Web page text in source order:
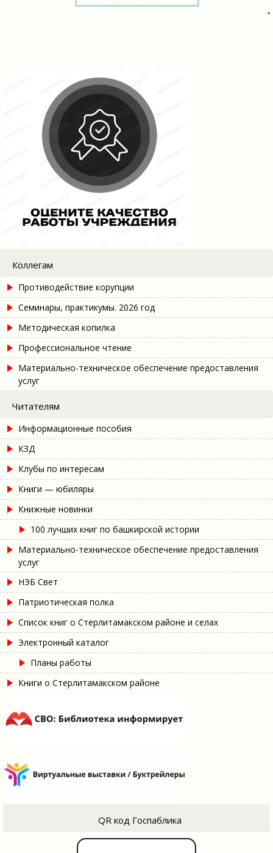
Коллегам
Противодействие корупции
Семинары, практикумы. 2026 год
Методическая копилка
Профессиональное чтение
Материально-техническое обеспечение предоставления
услуг
Читателям
Информационные пособия
КЗД
Клубы по интересам
Книги — юбиляры
Книжные новинки
100 лучших книг по башкирской истории
Материально-техническое обеспечение предоставления
услуг
НЭБ Свет
Патриотическая полка
Список книг о Стерлитамакском районе и селах
Электронный каталог
Планы работы
Книги о Стерлитамакском районе
QR код Госпаблика